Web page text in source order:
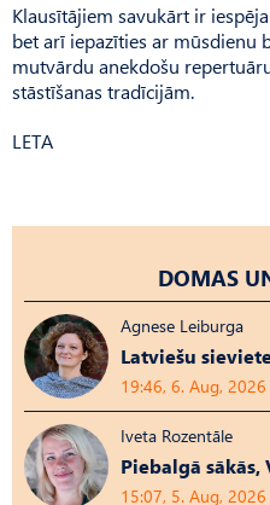
Klausītājiem savukārt ir
bet arī iepazīties ar mūsdienu
mutvārdu anekdošu
stāstīšanas tradīcijām.
LETA
DOMAS
Agnese Leiburga
Latviešu
19:46, 6. Aug, 2026
Iveta Rozentāle
Piebalgā
15:07, 5. Aug, 2026